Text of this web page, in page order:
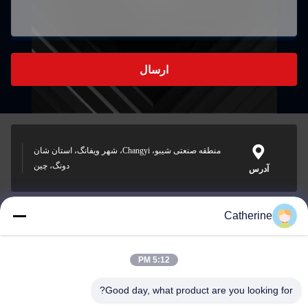
ارسال
آدرس
منطقه صنعتی شیبو، Changyi، شهر ویفانگ، استان شان
دونگ، چین
padraic@huayumachine.cn
Catherine
5:12 PM
Good day, what product are you looking for?